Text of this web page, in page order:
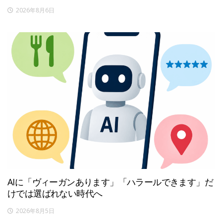
2026年8月6日
AIに「ヴィーガンあります」「ハラールできます」だ
けでは選ばれない時代へ
2026年8月5日